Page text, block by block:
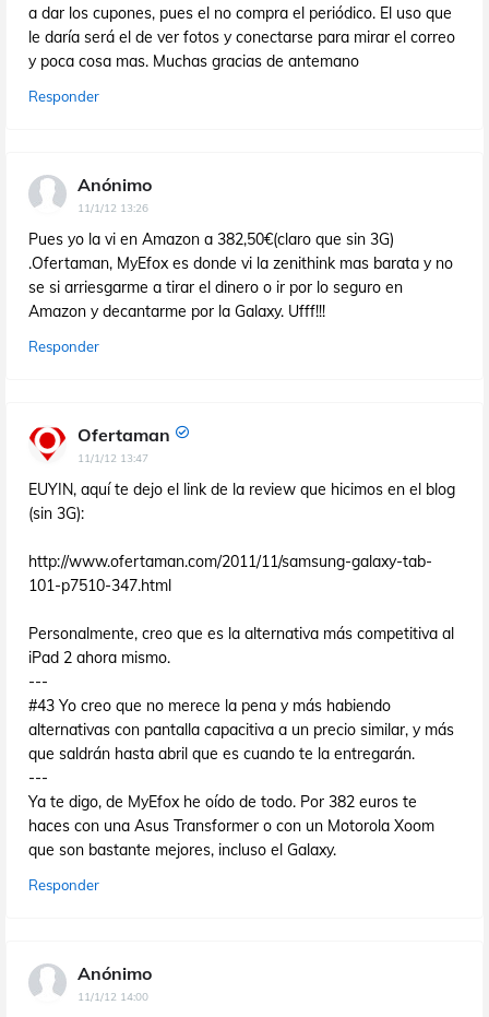
a dar los cupones, pues el no compra el periódico. El uso que
le daría será el de ver fotos y conectarse para mirar el correo
y poca cosa mas. Muchas gracias de antemano
Responder
Anónimo
11/1/12 13:26
Pues yo la vi en Amazon a 382,50€(claro que sin 3G)
.Ofertaman, MyEfox es donde vi la zenithink mas barata y no
se si arriesgarme a tirar el dinero o ir por lo seguro en
Amazon y decantarme por la Galaxy. Ufff!!!
Responder
Ofertaman
11/1/12 13:47
EUYIN, aquí te dejo el link de la review que hicimos en el blog
(sin 3G):
http://www.ofertaman.com/2011/11/samsung-galaxy-tab-
101-p7510-347.html
Personalmente, creo que es la alternativa más competitiva al
iPad 2 ahora mismo.
---
#43 Yo creo que no merece la pena y más habiendo
alternativas con pantalla capacitiva a un precio similar, y más
que saldrán hasta abril que es cuando te la entregarán.
---
Ya te digo, de MyEfox he oído de todo. Por 382 euros te
haces con una Asus Transformer o con un Motorola Xoom
que son bastante mejores, incluso el Galaxy.
Responder
Anónimo
11/1/12 14:00